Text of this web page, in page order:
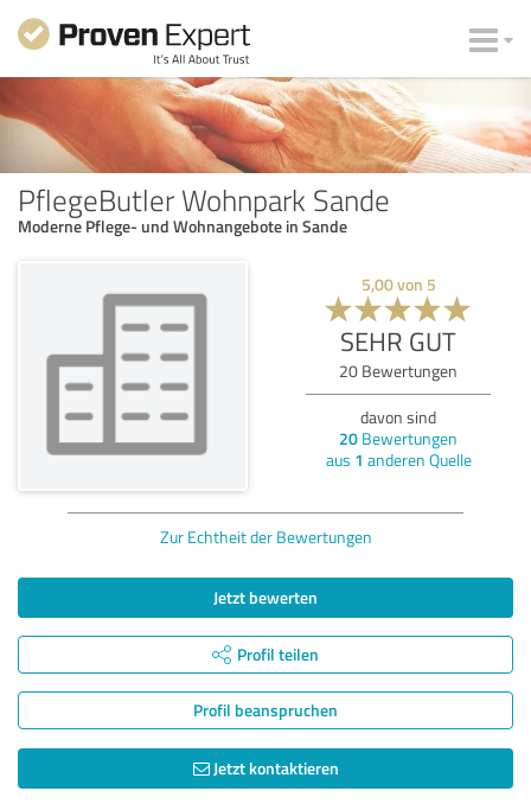
PflegeButler Wohnpark Sande
Moderne Pflege- und Wohnangebote in Sande
5,00von 5
SEHR GUT
20 Bewertungen
davon sind
20 Bewertungen
aus 1 anderen Quelle
Zur Echtheit der Bewertungen
Jetzt bewerten
Profil teilen
Profil beanspruchen
Jetzt kontaktieren